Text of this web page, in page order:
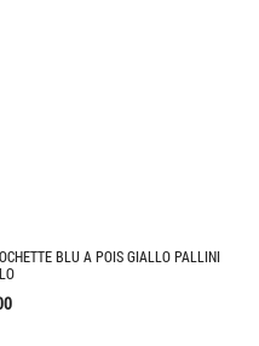
BLU A POIS GIALLO PALLINI